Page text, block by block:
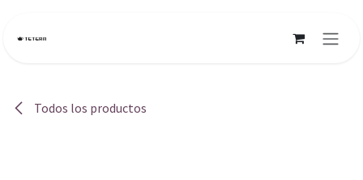
Todos los productos